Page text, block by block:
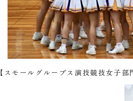
【スモールグループス演技競技女子